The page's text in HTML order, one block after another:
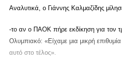
Αναλυτικά, ο Γιάννης Καλμαζίδης
-το αν ο ΠΑΟΚ πήρε εκδίκηση για τον
Ολυμπιακό: «Είχαμε μια μικρή
αυτό στο τέλος».